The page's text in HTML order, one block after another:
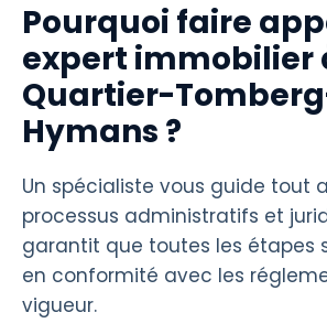
Pourquoi faire
expert immobilier
Quartier-
Hymans ?
Un spécialiste vous guide tout
processus administratifs et
garantit que toutes les étapes
en conformité avec les
vigueur.